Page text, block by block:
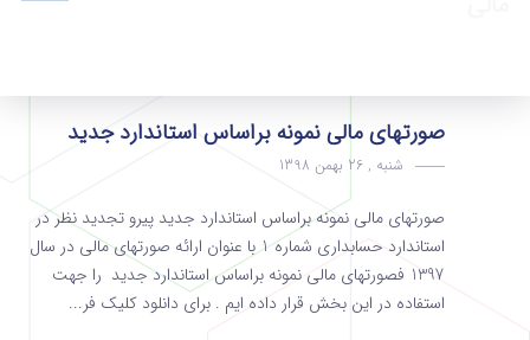
صورتهای مالی نمونه براساس استاندارد جدید
شنبه , 26 بهمن 1398
صورتهای مالی نمونه براساس استاندارد جدید پیرو تجدید نظر در
استاندارد حسابداری شماره 1 با عنوان ارائه صورتهای مالی در سال
1397 فصورتهای مالی نمونه براساس استاندارد جدید را جهت
استفاده در این بخش قرار داده ایم . برای دانلود کلیک فر...